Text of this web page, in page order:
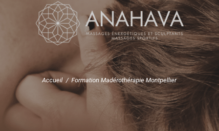
Accueil Formation Madérothérapie Montpellier